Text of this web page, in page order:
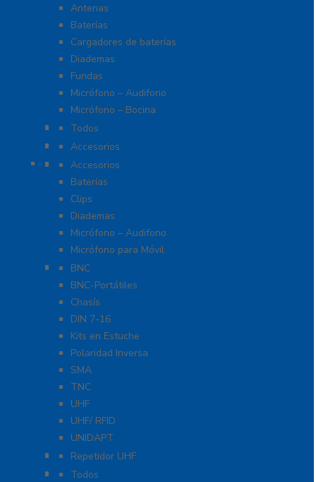
Antenas
Baterías
Cargadores de baterías
Diademas
Fundas
Micrófono – Audifono
Micrófono – Bocina
Radios Amateur
Todos
Accesorios para Otras Marcas
Accesorios
Accesorios Para Motorola
Accesorios
Baterías
Clips
Diademas
Micrófono – Audifono
Micrófono para Móvil
Adaptadores
BNC
BNC-Portátiles
Chasís
DIN 7-16
Kits en Estuche
Polaridad Inversa
SMA
TNC
UHF
UHF/ RFID
UNIDAPT
Repetidores para Radiocomunicación
Repetidor UHF
Radio Sobre Celular PoC
Todos